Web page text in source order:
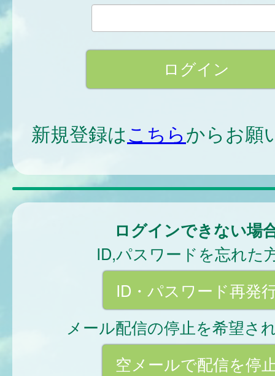
新規登録はこちらからお願
ログインできない場
ID,パスワードを忘れた
ID・パスワード再発
メール配信の停止を希望さ
空メールで配信を停